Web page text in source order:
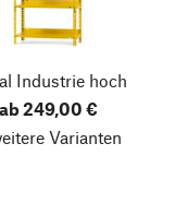
Industriehoch
ab 249,00 €
Varianten